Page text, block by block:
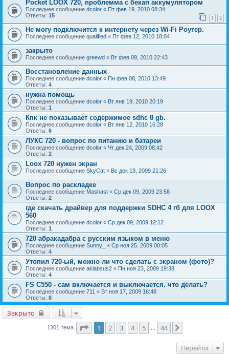
Pocket LOOX 720, проблемма с бекап аккумулятором
Последнее сообщение dcolor « Пт фев 19, 2010 08:34
Ответы: 15 1 2
Не могу подключится к интернету через Wi-Fi Роутер.
Последнее сообщение qualified « Пт фев 12, 2010 18:04
закрыто
Последнее сообщение greewd « Вт фев 09, 2010 22:43
Восстановление данных
Последнее сообщение dcolor « Пн фев 08, 2010 13:49
Ответы: 4
нужна помощь
Последнее сообщение dcolor « Вт янв 19, 2010 20:19
Ответы: 1
Кпк не показывает содержимое sdhc 8 gb.
Последнее сообщение dcolor « Вт янв 12, 2010 16:28
Ответы: 6
ЛУКС 720 - вопрос по питанию и батареи
Последнее сообщение dcolor « Чт дек 24, 2009 08:42
Ответы: 2
Loox 720 нужен экран
Последнее сообщение SkyCat « Вс дек 13, 2009 21:26
Вопрос по раскладке
Последнее сообщение Mashast « Ср дек 09, 2009 23:58
Ответы: 2
где скачать драйвер для поддержки SDHC 4 гб для LOOX
560
Последнее сообщение dcolor « Ср дек 09, 2009 12:12
Ответы: 1
720 абракадабра с русским языком в меню
Последнее сообщение Sunny_ « Ср ноя 25, 2009 00:05
Ответы: 4
Утопил 720-ый, можно ли что сделать с экраном (фото)?
Последнее сообщение aklabsus2 « Пн ноя 23, 2009 19:38
Ответы: 4
FS C550 - сам включается и выключается. что делать?
Последнее сообщение 711 « Вт ноя 17, 2009 16:48
Ответы: 8
Закрыто
1301 тема Страница1 из
1 2 3 4 5 44
Перейти